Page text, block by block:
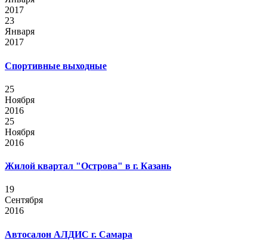
2017
23
Января
2017
Спортивные выходные
25
Ноября
2016
25
Ноября
2016
Жилой квартал "Острова" в г. Казань
19
Сентября
2016
Автосалон АЛДИС г. Самара